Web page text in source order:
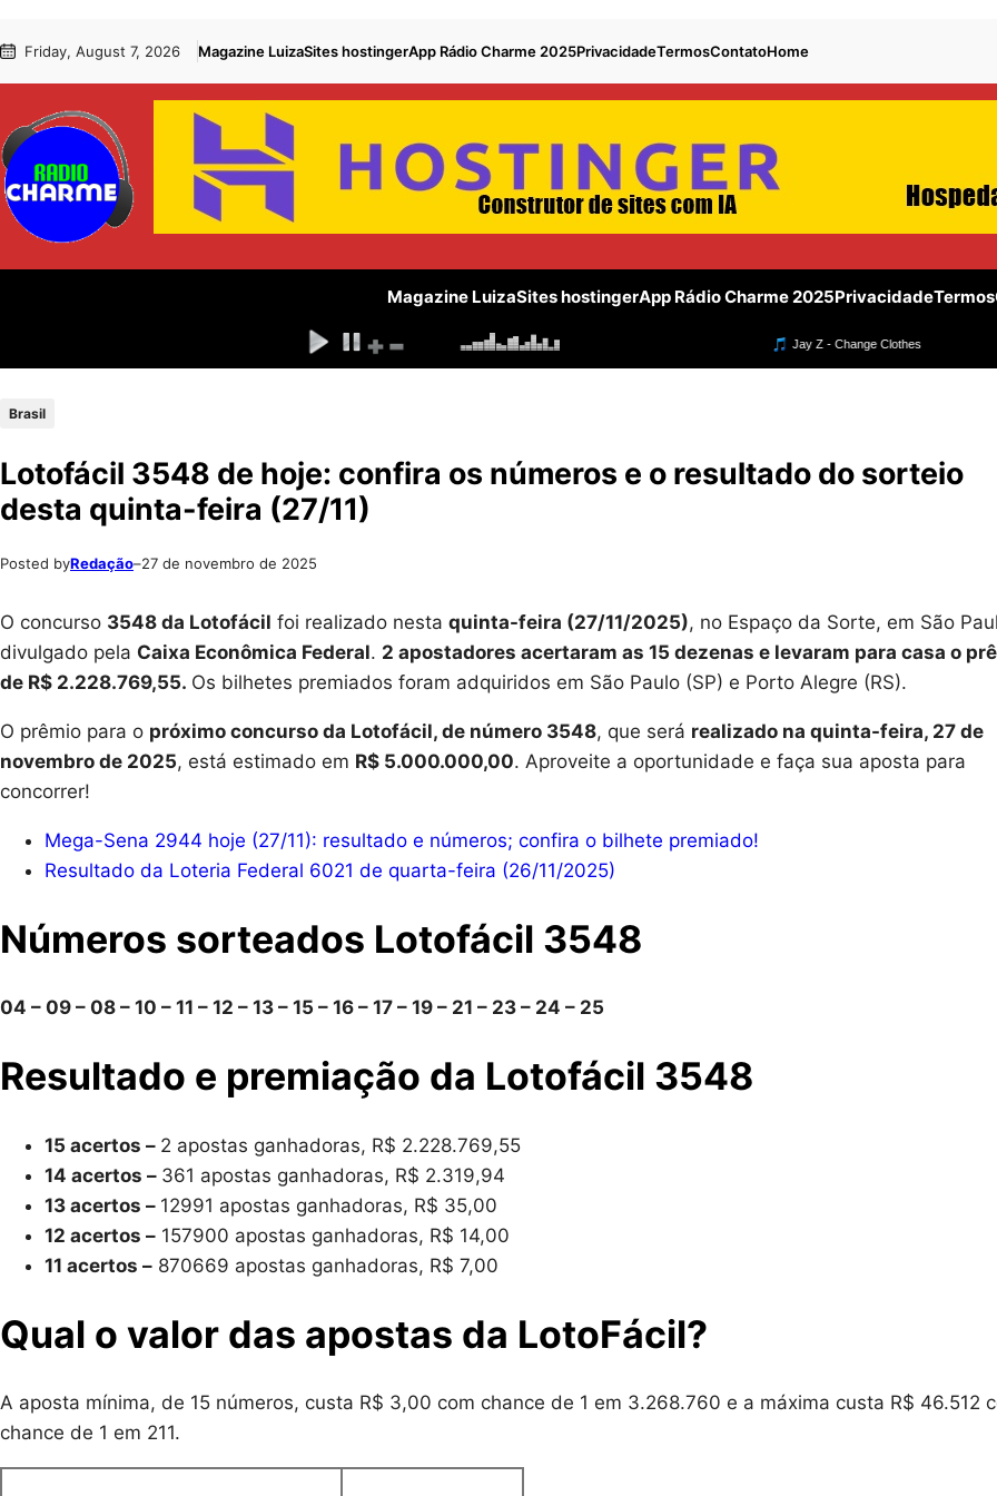
para
conteúdo
to Friday, August 7, 2026 Magazine LuizaSites hostingerApp Rádio Charme 2025PrivacidadeTermosContatoHome
Magazine LuizaSites hostingerApp Rádio Charme 2025PrivacidadeTermos
Brasil
Lotofácil 3548 de hoje: confira os números e o resultado do sorteio
desta quinta-feira (27/11)
Posted byRedação–27 de novembro de 2025
O concurso 3548 da Lotofácil foi realizado nesta quinta-feira (27/11/2025), no Espaço da Sorte, em São
divulgado pela Caixa Econômica Federal. 2 apostadores acertaram as 15 dezenas e levaram para casa o
de R$ 2.228.769,55. Os bilhetes premiados foram adquiridos em São Paulo (SP) e Porto Alegre (RS).
O prêmio para o próximo concurso da Lotofácil, de número 3548, que será realizado na quinta-feira, 27 de
novembro de 2025, está estimado em R$ 5.000.000,00. Aproveite a oportunidade e faça sua aposta para
concorrer!
Mega-Sena 2944 hoje (27/11): resultado e números; confira o bilhete premiado!
Resultado da Loteria Federal 6021 de quarta-feira (26/11/2025)
Números sorteados Lotofácil 3548
04 – 09 – 08 – 10 – 11 – 12 – 13 – 15 – 16 – 17 – 19 – 21 – 23 – 24 – 25
Resultado e premiação da Lotofácil 3548
15 acertos – 2 apostas ganhadoras, R$ 2.228.769,55
14 acertos – 361 apostas ganhadoras, R$ 2.319,94
13 acertos – 12991 apostas ganhadoras, R$ 35,00
12 acertos – 157900 apostas ganhadoras, R$ 14,00
11 acertos – 870669 apostas ganhadoras, R$ 7,00
Qual o valor das apostas da LotoFácil?
A aposta mínima, de 15 números, custa R$ 3,00 com chance de 1 em 3.268.760 e a máxima custa R$ 46.512
chance de 1 em 211.